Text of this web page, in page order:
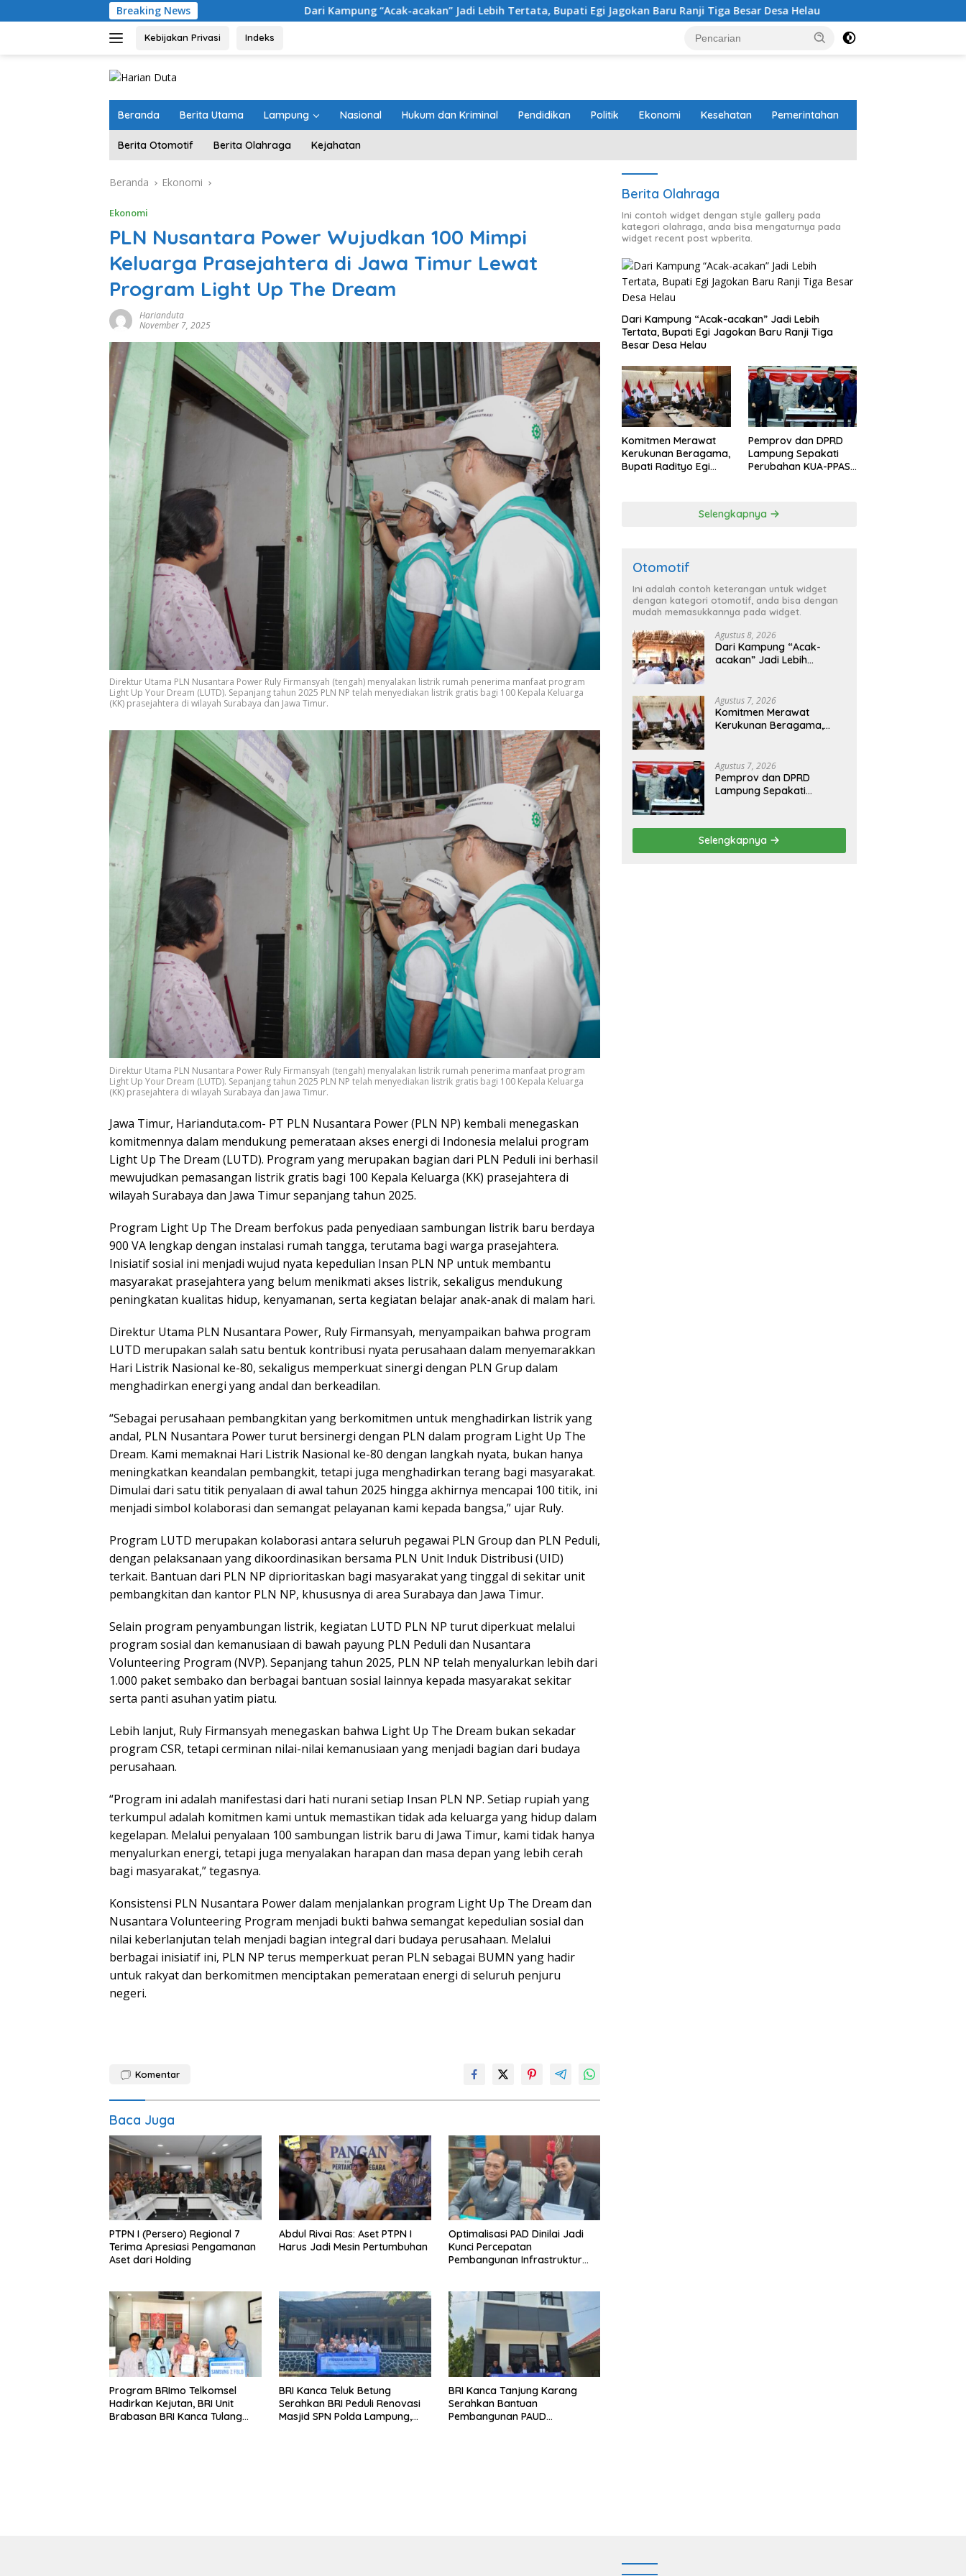
ke
Breaking NewsDari Kampung “Acak-acakan” Jadi Lebih Tertata, Bupati Egi Jagokan Baru Ranji Tiga Besar Desa Helau Komitmen Merawat Kerukunan
Kebijakan Privasi Indeks
Beranda Berita Utama Lampung Nasional Hukum dan Kriminal Pendidikan Politik Ekonomi Kesehatan Pemerintahan
Berita Otomotif Berita Olahraga Kejahatan
Beranda Ekonomi
Ekonomi
PLN Nusantara Power Wujudkan 100 Mimpi
Keluarga Prasejahtera di Jawa Timur Lewat
Program Light Up The Dream
Harianduta
November 7, 2025
Direktur Utama PLN Nusantara Power Ruly Firmansyah (tengah) menyalakan listrik rumah penerima manfaat program
Light Up Your Dream (LUTD). Sepanjang tahun 2025 PLN NP telah menyediakan listrik gratis bagi 100 Kepala Keluarga
(KK) prasejahtera di wilayah Surabaya dan Jawa Timur.
Direktur Utama PLN Nusantara Power Ruly Firmansyah (tengah) menyalakan listrik rumah penerima manfaat program
Light Up Your Dream (LUTD). Sepanjang tahun 2025 PLN NP telah menyediakan listrik gratis bagi 100 Kepala Keluarga
(KK) prasejahtera di wilayah Surabaya dan Jawa Timur.
Jawa Timur, Harianduta.com- PT PLN Nusantara Power (PLN NP) kembali menegaskan
komitmennya dalam mendukung pemerataan akses energi di Indonesia melalui program
Light Up The Dream (LUTD). Program yang merupakan bagian dari PLN Peduli ini berhasil
mewujudkan pemasangan listrik gratis bagi 100 Kepala Keluarga (KK) prasejahtera di
wilayah Surabaya dan Jawa Timur sepanjang tahun 2025.
Program Light Up The Dream berfokus pada penyediaan sambungan listrik baru berdaya
900 VA lengkap dengan instalasi rumah tangga, terutama bagi warga prasejahtera.
Inisiatif sosial ini menjadi wujud nyata kepedulian Insan PLN NP untuk membantu
masyarakat prasejahtera yang belum menikmati akses listrik, sekaligus mendukung
peningkatan kualitas hidup, kenyamanan, serta kegiatan belajar anak-anak di malam hari.
Direktur Utama PLN Nusantara Power, Ruly Firmansyah, menyampaikan bahwa program
LUTD merupakan salah satu bentuk kontribusi nyata perusahaan dalam menyemarakkan
Hari Listrik Nasional ke-80, sekaligus memperkuat sinergi dengan PLN Grup dalam
menghadirkan energi yang andal dan berkeadilan.
“Sebagai perusahaan pembangkitan yang berkomitmen untuk menghadirkan listrik yang
andal, PLN Nusantara Power turut bersinergi dengan PLN dalam program Light Up The
Dream. Kami memaknai Hari Listrik Nasional ke-80 dengan langkah nyata, bukan hanya
meningkatkan keandalan pembangkit, tetapi juga menghadirkan terang bagi masyarakat.
Dimulai dari satu titik penyalaan di awal tahun 2025 hingga akhirnya mencapai 100 titik, ini
menjadi simbol kolaborasi dan semangat pelayanan kami kepada bangsa,” ujar Ruly.
Program LUTD merupakan kolaborasi antara seluruh pegawai PLN Group dan PLN Peduli,
dengan pelaksanaan yang dikoordinasikan bersama PLN Unit Induk Distribusi (UID)
terkait. Bantuan dari PLN NP diprioritaskan bagi masyarakat yang tinggal di sekitar unit
pembangkitan dan kantor PLN NP, khususnya di area Surabaya dan Jawa Timur.
Selain program penyambungan listrik, kegiatan LUTD PLN NP turut diperkuat melalui
program sosial dan kemanusiaan di bawah payung PLN Peduli dan Nusantara
Volunteering Program (NVP). Sepanjang tahun 2025, PLN NP telah menyalurkan lebih dari
1.000 paket sembako dan berbagai bantuan sosial lainnya kepada masyarakat sekitar
serta panti asuhan yatim piatu.
Lebih lanjut, Ruly Firmansyah menegaskan bahwa Light Up The Dream bukan sekadar
program CSR, tetapi cerminan nilai-nilai kemanusiaan yang menjadi bagian dari budaya
perusahaan.
“Program ini adalah manifestasi dari hati nurani setiap Insan PLN NP. Setiap rupiah yang
terkumpul adalah komitmen kami untuk memastikan tidak ada keluarga yang hidup dalam
kegelapan. Melalui penyalaan 100 sambungan listrik baru di Jawa Timur, kami tidak hanya
menyalurkan energi, tetapi juga menyalakan harapan dan masa depan yang lebih cerah
bagi masyarakat,” tegasnya.
Konsistensi PLN Nusantara Power dalam menjalankan program Light Up The Dream dan
Nusantara Volunteering Program menjadi bukti bahwa semangat kepedulian sosial dan
nilai keberlanjutan telah menjadi bagian integral dari budaya perusahaan. Melalui
berbagai inisiatif ini, PLN NP terus memperkuat peran PLN sebagai BUMN yang hadir
untuk rakyat dan berkomitmen menciptakan pemerataan energi di seluruh penjuru
negeri.
Komentar
Baca Juga
PTPN I (Persero) Regional 7
Terima Apresiasi Pengamanan
Aset dari Holding
Abdul Rivai Ras: Aset PTPN I
Harus Jadi Mesin Pertumbuhan
Optimalisasi PAD Dinilai Jadi
Kunci Percepatan
Pembangunan Infrastruktur
Program BRImo Telkomsel
Hadirkan Kejutan, BRI Unit
Brabasan BRI Kanca Tulang
BRI Kanca Teluk Betung
Serahkan BRI Peduli Renovasi
Masjid SPN Polda Lampung,
BRI Kanca Tanjung Karang
Serahkan Bantuan
Pembangunan PAUD
Berita Olahraga
Ini contoh widget dengan style gallery pada
kategori olahraga, anda bisa mengaturnya pada
widget recent post wpberita.
Dari Kampung “Acak-acakan” Jadi Lebih
Tertata, Bupati Egi Jagokan Baru Ranji Tiga
Besar Desa Helau
Komitmen Merawat
Kerukunan Beragama,
Bupati Radityo Egi
Pemprov dan DPRD
Lampung Sepakati
Perubahan KUA-PPAS
Selengkapnya
Otomotif
Ini adalah contoh keterangan untuk widget
dengan kategori otomotif, anda bisa dengan
mudah memasukkannya pada widget.
Agustus 8, 2026
Dari Kampung “Acak-
acakan” Jadi Lebih
Besar Desa Helau
Agustus 7, 2026
Komitmen Merawat
Kerukunan Beragama,
Penghargaan dari HKBP
Lampung
Agustus 7, 2026
Pemprov dan DPRD
Lampung Sepakati
Selengkapnya